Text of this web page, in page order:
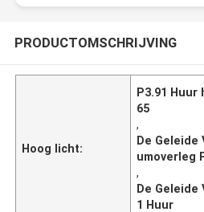
PRODUCTOMSCHRIJVING
Hoog licht:
P3.91 Huur
65
,
De Geleide
umoverleg
,
De Geleide
1 Huur